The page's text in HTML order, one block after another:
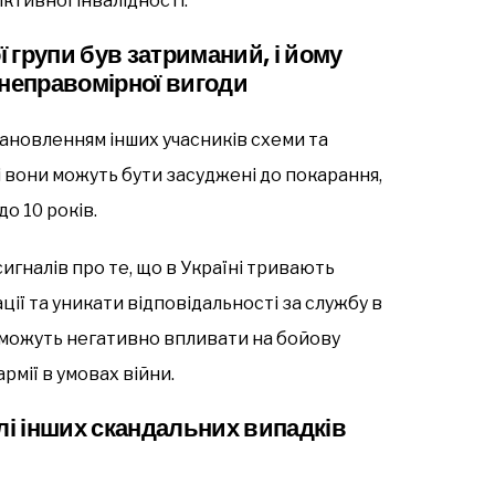
групи був затриманий, і йому
вигоди
інших учасників схеми та
вони можуть бути засуджені до покарання,
10 років.
про те, що в Україні тривають
та уникати відповідальності за службу в
негативно впливати на бойову
в умовах війни.
інших скандальних випадків